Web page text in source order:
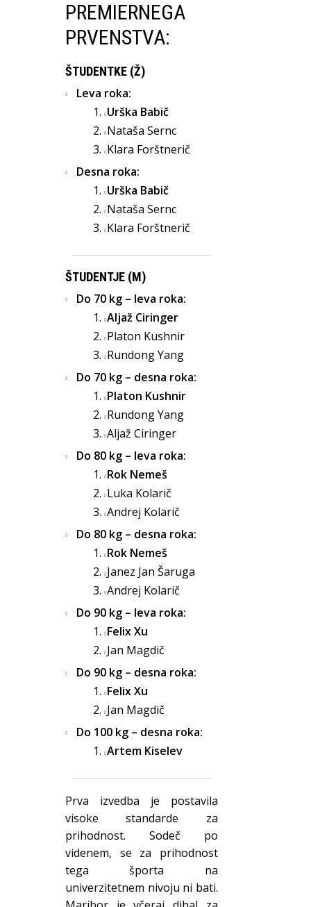
PREMIERNEGA
PRVENSTVA:
ŠTUDENTKE (Ž)
Leva roka:
Urška Babič
Nataša Sernc
Klara Forštnerič
Desna roka:
Urška Babič
Nataša Sernc
Klara Forštnerič
ŠTUDENTJE (M)
Do 70 kg – leva roka:
Aljaž Ciringer
Platon Kushnir
Rundong Yang
Do 70 kg – desna roka:
Platon Kushnir
Rundong Yang
Aljaž Ciringer
Do 80 kg – leva roka:
Rok Nemeš
Luka Kolarič
Andrej Kolarič
Do 80 kg – desna roka:
Rok Nemeš
Janez Jan Šaruga
Andrej Kolarič
Do 90 kg – leva roka:
Felix Xu
Jan Magdič
Do 90 kg – desna roka:
Felix Xu
Jan Magdič
Do 100 kg – desna roka:
Artem Kiselev
Prva izvedba je postavila
visoke standarde za
prihodnost. Sodeč po
videnem, se za prihodnost
tega športa na
univerzitetnem nivoju ni bati.